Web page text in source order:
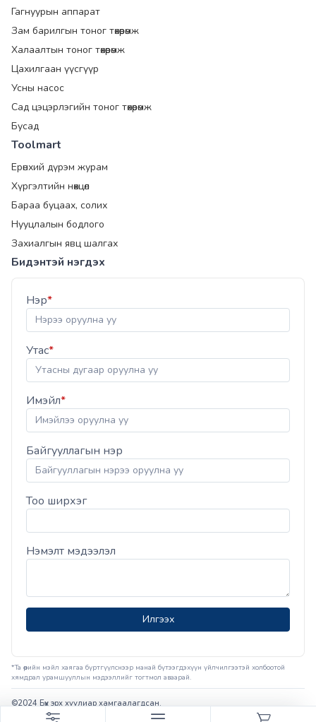
Гагнуурын аппарат
Зам барилгын тоног төхөөрөмж
Халаалтын тоног төхөөрөмж
Цахилгаан үүсгүүр
Усны насос
Сад цэцэрлэгийн тоног төхөөрөмж
Бусад
Toolmart
Ерөнхий дүрэм журам
Хүргэлтийн нөхцөл
Бараа буцаах, солих
Нууцлалын бодлого
Захиалгын явц шалгах
Бидэнтэй нэгдэх
Нэр*
Утас*
Имэйл*
Байгууллагын нэр
Тоо ширхэг
Нэмэлт мэдээлэл
Илгээх
*Та өөрийн мэйл хаягаа бүртгүүлснээр манай бүтээгдэхүүн үйлчилгээтэй холбоотой
хямдрал урамшууллын мэдээллийг тогтмол аваарай.
©2024 Бүх эрх хуулиар хамгаалагдсан.
ыг Грийнсофт ХХК хөгжүүлэв.